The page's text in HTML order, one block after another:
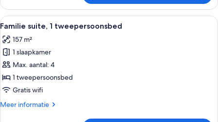
suite,
kingsize
met
slaapbank
Alle
foto's
voor
Familie
suite,
1
tweepersoonsbed
Een moderne hotelkamer met een
7
Familie suite, 1 tweepersoonsbed
157 m²
1 slaapkamer
Max. aantal: 4
1 tweepersoonsbed
Gratis wifi
Meer informatie
Meer